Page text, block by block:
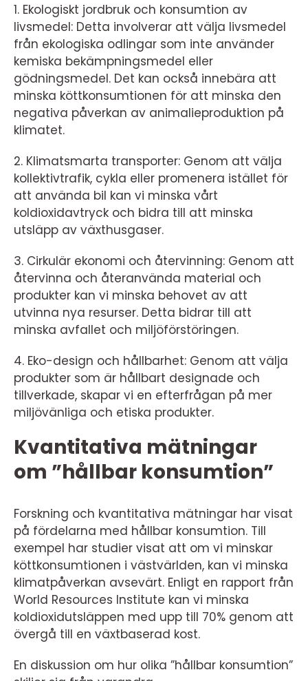
1. Ekologiskt jordbruk och konsumtion av
livsmedel: Detta involverar att välja livsmedel
från ekologiska odlingar som inte använder
kemiska bekämpningsmedel eller
gödningsmedel. Det kan också innebära att
minska köttkonsumtionen för att minska den
negativa påverkan av animalieproduktion på
klimatet.
2. Klimatsmarta transporter: Genom att välja
kollektivtrafik, cykla eller promenera istället för
att använda bil kan vi minska vårt
koldioxidavtryck och bidra till att minska
utsläpp av växthusgaser.
3. Cirkulär ekonomi och återvinning: Genom att
återvinna och återanvända material och
produkter kan vi minska behovet av att
utvinna nya resurser. Detta bidrar till att
minska avfallet och miljöförstöringen.
4. Eko-design och hållbarhet: Genom att välja
produkter som är hållbart designade och
tillverkade, skapar vi en efterfrågan på mer
miljövänliga och etiska produkter.
Kvantitativa mätningar
om ”hållbar konsumtion”
Forskning och kvantitativa mätningar har visat
på fördelarna med hållbar konsumtion. Till
exempel har studier visat att om vi minskar
köttkonsumtionen i västvärlden, kan vi minska
klimatpåverkan avsevärt. Enligt en rapport från
World Resources Institute kan vi minska
koldioxidutsläppen med upp till 70% genom att
övergå till en växtbaserad kost.
En diskussion om hur olika ”hållbar konsumtion”